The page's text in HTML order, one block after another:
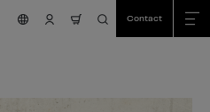
nav.cart.item.count
Contact